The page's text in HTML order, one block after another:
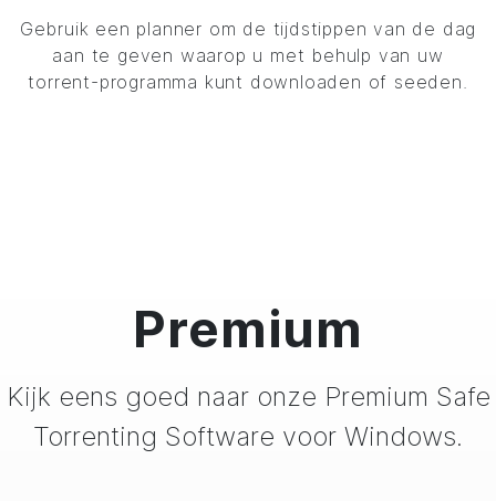
Gebruik een planner om de tijdstippen van de dag
aan te geven waarop u met behulp van uw
torrent-programma kunt downloaden of seeden.
Premium
Kijk eens goed naar onze Premium Safe
Torrenting Software voor Windows.